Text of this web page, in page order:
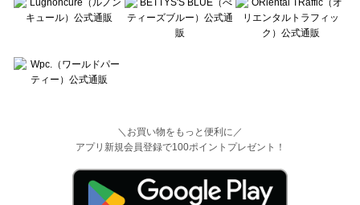
＼お買い物をもっと便利に／
アプリ新規会員登録で100ポイントプレゼント！